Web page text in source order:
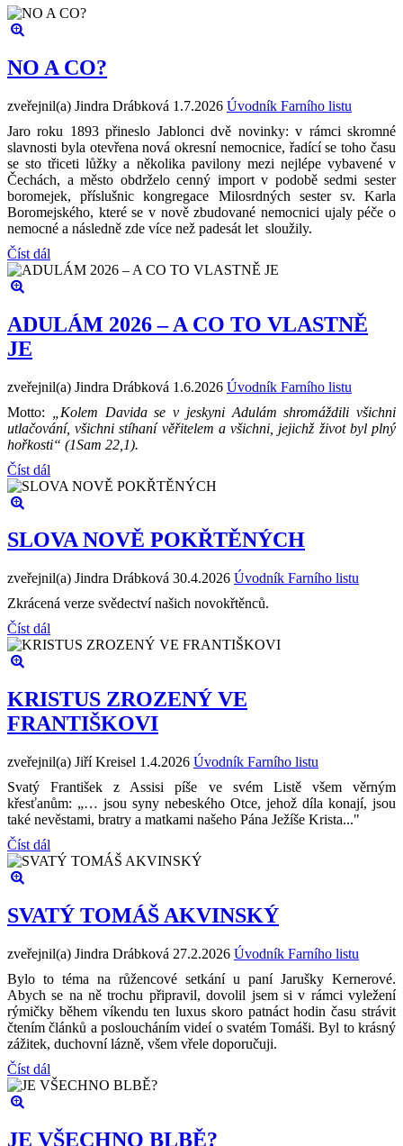
NO A CO?
zveřejnil(a) Jindra Drábková 1.7.2026 Úvodník Farního listu
Jaro roku 1893 přineslo Jablonci dvě novinky: v rámci skromné
slavnosti byla otevřena nová okresní nemocnice, řadící se toho času
se sto třiceti lůžky a několika pavilony mezi nejlépe vybavené v
Čechách, a město obdrželo cenný import v podobě sedmi sester
boromejek, příslušnic kongregace Milosrdných sester sv. Karla
Boromejského, které se v nově zbudované nemocnici ujaly péče o
nemocné a následně zde více než padesát let sloužily.
Číst dál
ADULÁM 2026 – A CO TO VLASTNĚ
JE
zveřejnil(a) Jindra Drábková 1.6.2026 Úvodník Farního listu
Motto:
„Kolem Davida se v jeskyni Adulám shromáždili všichni
utlačování, všichni stíhaní věřitelem a všichni, jejichž život byl plný
hořkosti“ (1Sam 22,1).
Číst dál
SLOVA NOVĚ POKŘTĚNÝCH
zveřejnil(a) Jindra Drábková 30.4.2026 Úvodník Farního listu
Zkrácená verze svědectví našich novokřtěnců.
Číst dál
KRISTUS ZROZENÝ VE
FRANTIŠKOVI
zveřejnil(a) Jiří Kreisel 1.4.2026 Úvodník Farního listu
Svatý František z Assisi píše ve svém Listě všem věrným
křesťanům: „… jsou syny nebeského Otce, jehož díla konají, jsou
také nevěstami, bratry a matkami našeho Pána Ježíše Krista..."
Číst dál
SVATÝ TOMÁŠ AKVINSKÝ
zveřejnil(a) Jindra Drábková 27.2.2026 Úvodník Farního listu
Bylo to téma na růžencové setkání u paní Jarušky Kernerové.
Abych se na ně trochu připravil, dovolil jsem si v rámci vyležení
rýmičky během víkendu ten luxus skoro patnáct hodin času strávit
čtením článků a posloucháním videí o svatém Tomáši. Byl to krásný
zážitek, duchovní lázně, všem vřele doporučuji.
Číst dál
JE VŠECHNO BLBĚ?